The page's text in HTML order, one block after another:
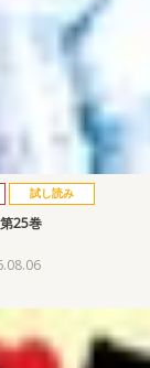
試し読み
25巻